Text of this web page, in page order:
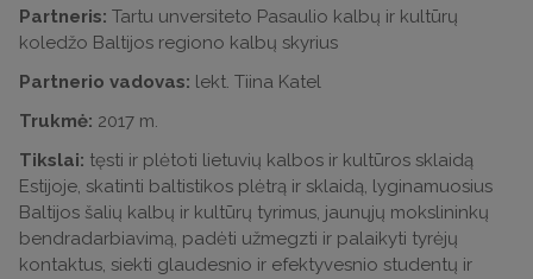
Partneris: Tartu unversiteto Pasaulio kalbų ir kultūrų
koledžo Baltijos regiono kalbų skyrius
Partnerio vadovas: lekt. Tiina Katel
Trukmė: 2017 m.
Tikslai: tęsti ir plėtoti lietuvių kalbos ir kultūros sklaidą
Estijoje, skatinti baltistikos plėtrą ir sklaidą, lyginamuosius
Baltijos šalių kalbų ir kultūrų tyrimus, jaunųjų mokslininkų
bendradarbiavimą, padėti užmegzti ir palaikyti tyrėjų
kontaktus, siekti glaudesnio ir efektyvesnio studentų ir